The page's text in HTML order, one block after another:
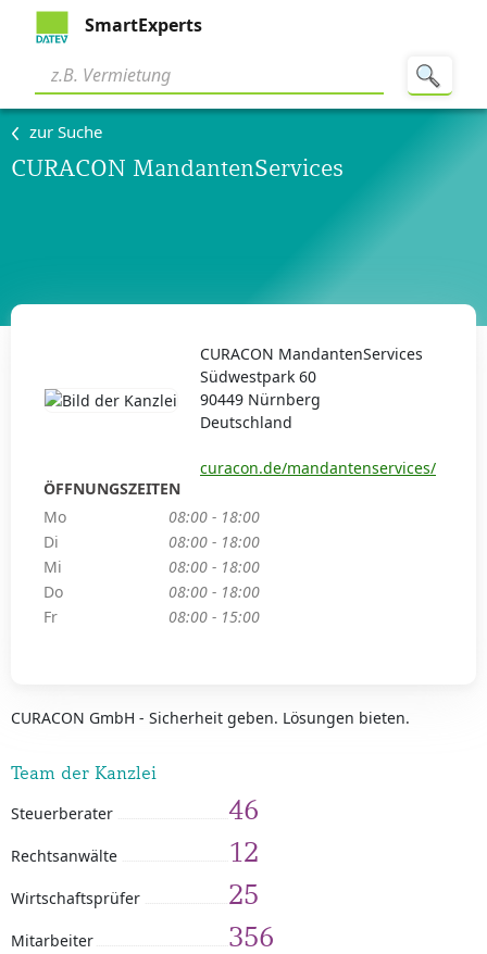
SmartExperts
zur Suche
CURACON MandantenServices
CURACON GmbH - Sicherheit geben. Lösungen bieten.
Team der Kanzlei
Steuerberater 46
Rechtsanwälte 12
Wirtschaftsprüfer 25
Mitarbeiter 356
CURACON MandantenServices
Südwestpark 60
90449 Nürnberg
Deutschland
curacon.de/mandantenservices/
ÖFFNUNGSZEITEN
Mo
08:00 - 18:00
Di
08:00 - 18:00
Mi
08:00 - 18:00
Do
08:00 - 18:00
Fr
08:00 - 15:00